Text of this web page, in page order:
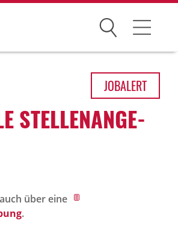
Suchen
JOBALERT
STEL­LEN­AN­GE­
über eine
.